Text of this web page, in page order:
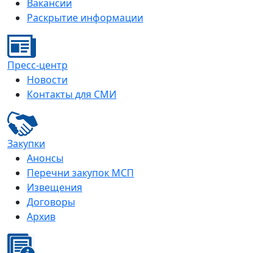
Вакансии
Раскрытие информации
Пресс-центр
Новости
Контакты для СМИ
Закупки
Анонсы
Перечни закупок МСП
Извещения
Договоры
Архив